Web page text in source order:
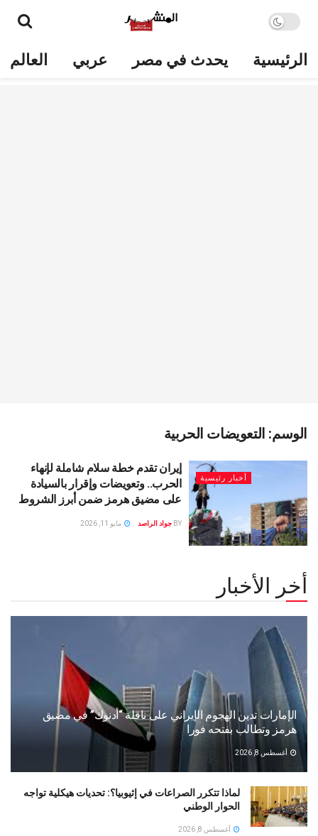
الرئيسية يحدث في مصر عربي العالم
الوسم: التعويضات الحربية
أخبار رئيسية
إيران تقدم خطة سلام شاملة لإنهاء
الحرب.. وتعويضات وإقرار بالسيادة
على مضيق هرمز ضمن أبرز الشروط
BY جواد الراصد مايو 11, 2026
أخر الأخبار
الإمارات تدين الهجوم الإيراني على ناقلة “أدنوك” في مضيق
هرمز وتطالب بفتحه فورا
أغسطس 8, 2026
لماذا تتكرر الصراعات في إثيوبيا؟: تحديات هيكلية تواجه
الحوار الوطني
أغسطس 8, 2026